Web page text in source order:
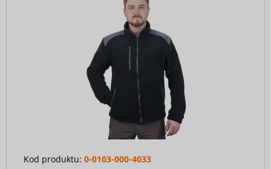
Kod produktu: 0-0103-000-4033